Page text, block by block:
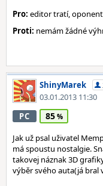
Pro: editor tratí,
Proti: nemám žádné
ShinyMarek
03.01.2013 11:30
PC 85
Jak už psal uživatel
má spoustu nostalgie.
takovej náznak 3D
výběr svého auta(já bral